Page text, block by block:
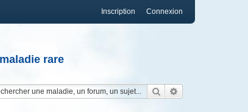
Connexion
Inscription
rare
Rechercher